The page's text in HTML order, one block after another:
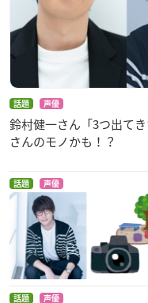
話題 声優
鈴村健一さん「3つ出て
さんのモノかも！？
話題 声優
話題 声優